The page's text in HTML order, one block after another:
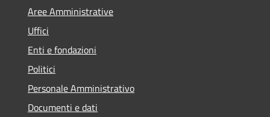
Aree Amministrative
Uffici
Enti e fondazioni
Politici
Personale Amministrativo
Documenti e dati